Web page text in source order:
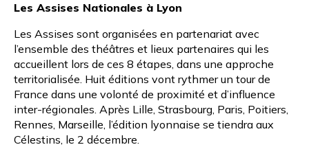
Les Assises Nationales à Lyon
Les Assises sont organisées en partenariat avec
l’ensemble des théâtres et lieux partenaires qui les
accueillent lors de ces 8 étapes, dans une approche
territorialisée. Huit éditions vont rythmer un tour de
France dans une volonté de proximité et d’influence
inter-régionales. Après Lille, Strasbourg, Paris, Poitiers,
Rennes, Marseille, l’édition lyonnaise se tiendra aux
Célestins, le 2 décembre.